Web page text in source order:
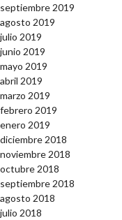
septiembre 2019
agosto 2019
julio 2019
junio 2019
mayo 2019
abril 2019
marzo 2019
febrero 2019
enero 2019
diciembre 2018
noviembre 2018
octubre 2018
septiembre 2018
agosto 2018
julio 2018